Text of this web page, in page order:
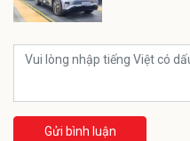
Gửi bình luận